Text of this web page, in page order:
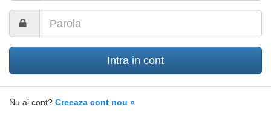
Intra in cont
Nu ai cont? Creeaza cont nou »